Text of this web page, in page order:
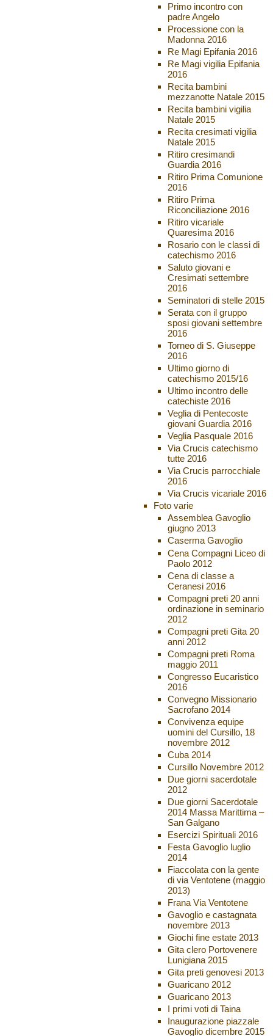
Primo incontro con
padre Angelo
Processione con la
Madonna 2016
Re Magi Epifania 2016
Re Magi vigilia Epifania
2016
Recita bambini
mezzanotte Natale 2015
Recita bambini vigilia
Natale 2015
Recita cresimati vigilia
Natale 2015
Ritiro cresimandi
Guardia 2016
Ritiro Prima Comunione
2016
Ritiro Prima
Riconciliazione 2016
Ritiro vicariale
Quaresima 2016
Rosario con le classi di
catechismo 2016
Saluto giovani e
Cresimati settembre
2016
Seminatori di stelle 2015
Serata con il gruppo
sposi giovani settembre
2016
Torneo di S. Giuseppe
2016
Ultimo giorno di
catechismo 2015/16
Ultimo incontro delle
catechiste 2016
Veglia di Pentecoste
giovani Guardia 2016
Veglia Pasquale 2016
Via Crucis catechismo
tutte 2016
Via Crucis parrocchiale
2016
Via Crucis vicariale 2016
Foto varie
Assemblea Gavoglio
giugno 2013
Caserma Gavoglio
Cena Compagni Liceo di
Paolo 2012
Cena di classe a
Ceranesi 2016
Compagni preti 20 anni
ordinazione in seminario
2012
Compagni preti Gita 20
anni 2012
Compagni preti Roma
maggio 2011
Congresso Eucaristico
2016
Convegno Missionario
Sacrofano 2014
Convivenza equipe
uomini del Cursillo, 18
novembre 2012
Cuba 2014
Cursillo Novembre 2012
Due giorni sacerdotale
2012
Due giorni Sacerdotale
2014 Massa Marittima –
San Galgano
Esercizi Spirituali 2016
Festa Gavoglio luglio
2014
Fiaccolata con la gente
di via Ventotene (maggio
2013)
Frana Via Ventotene
Gavoglio e castagnata
novembre 2013
Giochi fine estate 2013
Gita clero Portovenere
Lunigiana 2015
Gita preti genovesi 2013
Guaricano 2012
Guaricano 2013
I primi voti di Taina
Inaugurazione piazzale
Gavoglio dicembre 2015